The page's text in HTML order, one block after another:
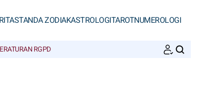
TANDA ZODIAKASTROLOGITAROTNUMEROLOGI
RGPD